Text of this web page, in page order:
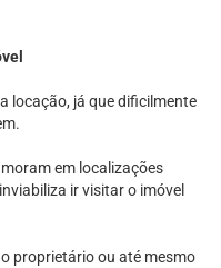
locação, já que dificilmente
em localizações
ir visitar o imóvel
proprietário ou até mesmo